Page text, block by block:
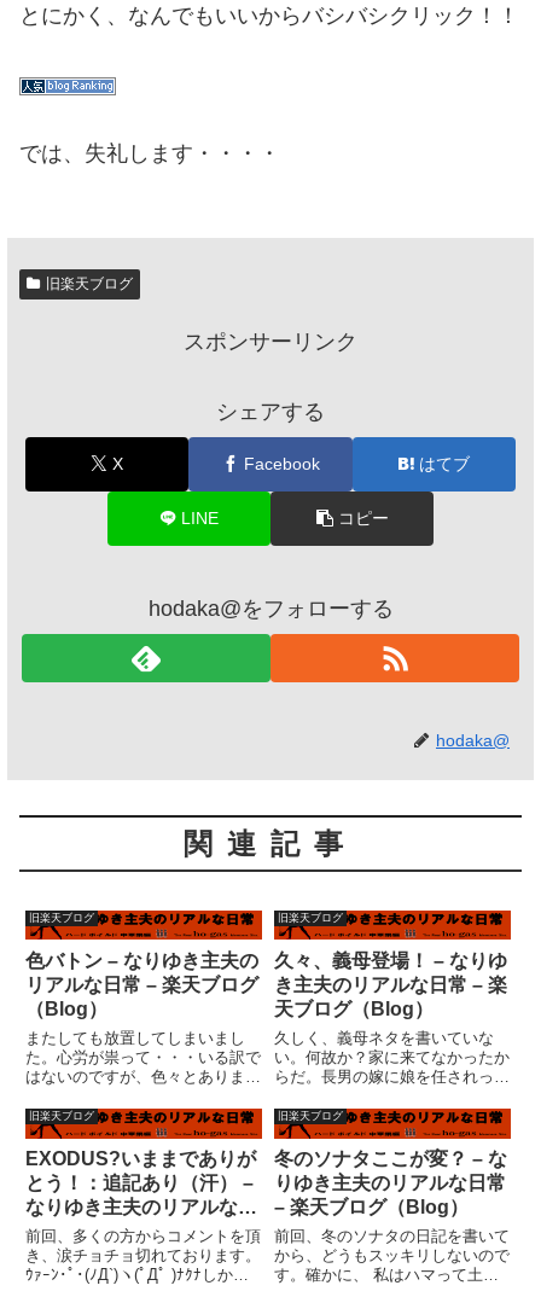
とにかく、なんでもいいからバシバシクリック！！
では、失礼します・・・・
旧楽天ブログ
スポンサーリンク
シェアする
X Facebook はてブ
LINE コピー
hodaka@をフォローする
hodaka@
関連記事
旧楽天ブログ
色バトン – なりゆき主夫の
リアルな日常 – 楽天ブログ
（Blog）
またしても放置してしまいまし
た。心労が祟って・・・いる訳で
はないのですが、色々とありまし
から色バトン☆を頂いてるのも忘
れてました。ｷｬ━━━━(ﾟ
∀ﾟ)━━━━!!Ｑ 好きな色は？
背景にもなってますが、黄色が...
旧楽天ブログ
久々、義母登場！ – なりゆ
き主夫のリアルな日常 – 楽
天ブログ（Blog）
久しく、義母ネタを書いていな
い。何故か？家に来てなかったか
らだ。長男の嫁に娘を任されっき
まったようである。「良かったら
家の手伝いをしてくれると助かる
んですが・・・」と、以前、私は
言った。実際問題として、義母は
忙...
旧楽天ブログ
EXODUS?いままでありが
とう！：追記あり（汗） –
なりゆき主夫のリアルな日
常 – 楽天ブログ（Blog）
前回、多くの方からコメントを頂
き、涙チョチョ切れております。
ｳｧｰﾝ･ﾟ･(ﾉД`)ヽ(ﾟДﾟ )ﾅｸﾅしか
旧楽天ブログ
冬のソナタここが変？ – な
りゆき主夫のリアルな日常
– 楽天ブログ（Blog）
前回、冬のソナタの日記を書いて
から、どうもスッキリしないので
す。確かに、 私はハマって土日